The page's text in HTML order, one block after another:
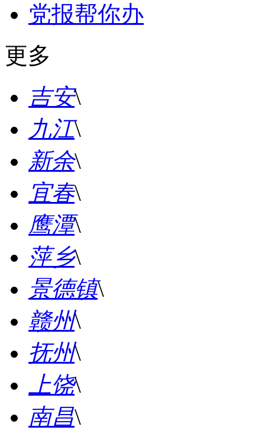
党报帮你办
更多
吉安\
九江\
新余\
宜春\
鹰潭\
萍乡\
景德镇\
赣州\
抚州\
上饶\
南昌\